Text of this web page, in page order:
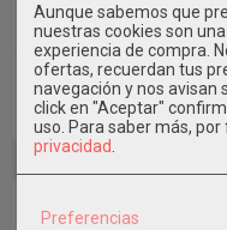
Costes de Envío
GRATIS *
Consultar
Tu Carrito (0)
Aunque sabemos que
nuestras cookies son
experiencia de compra.
ofertas, recuerdan tus
navegación y nos avisan
click en "Aceptar"
uso. Para saber más,
privacidad
Preferencias